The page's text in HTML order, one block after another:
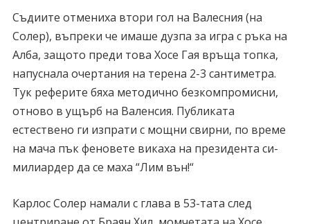
Съдиите отмениха втори гол на Валесния (на
Солер), въпреки че имаше дузпа за игра с ръка на
Алба, защото преди това Хосе Гая връща топка,
напуснала очертания на терена 2-3 сантиметра.
Тук реферите бяха методично безкомпромисни,
отново в ущърб на Валенсия. Публиката
естествено ги изпрати с мощни свирни, по време
на мача пък феновете викаха на президента си-
милиардер да се маха “Лим вън!“
Карлос Солер намали с глава в 53-тата след